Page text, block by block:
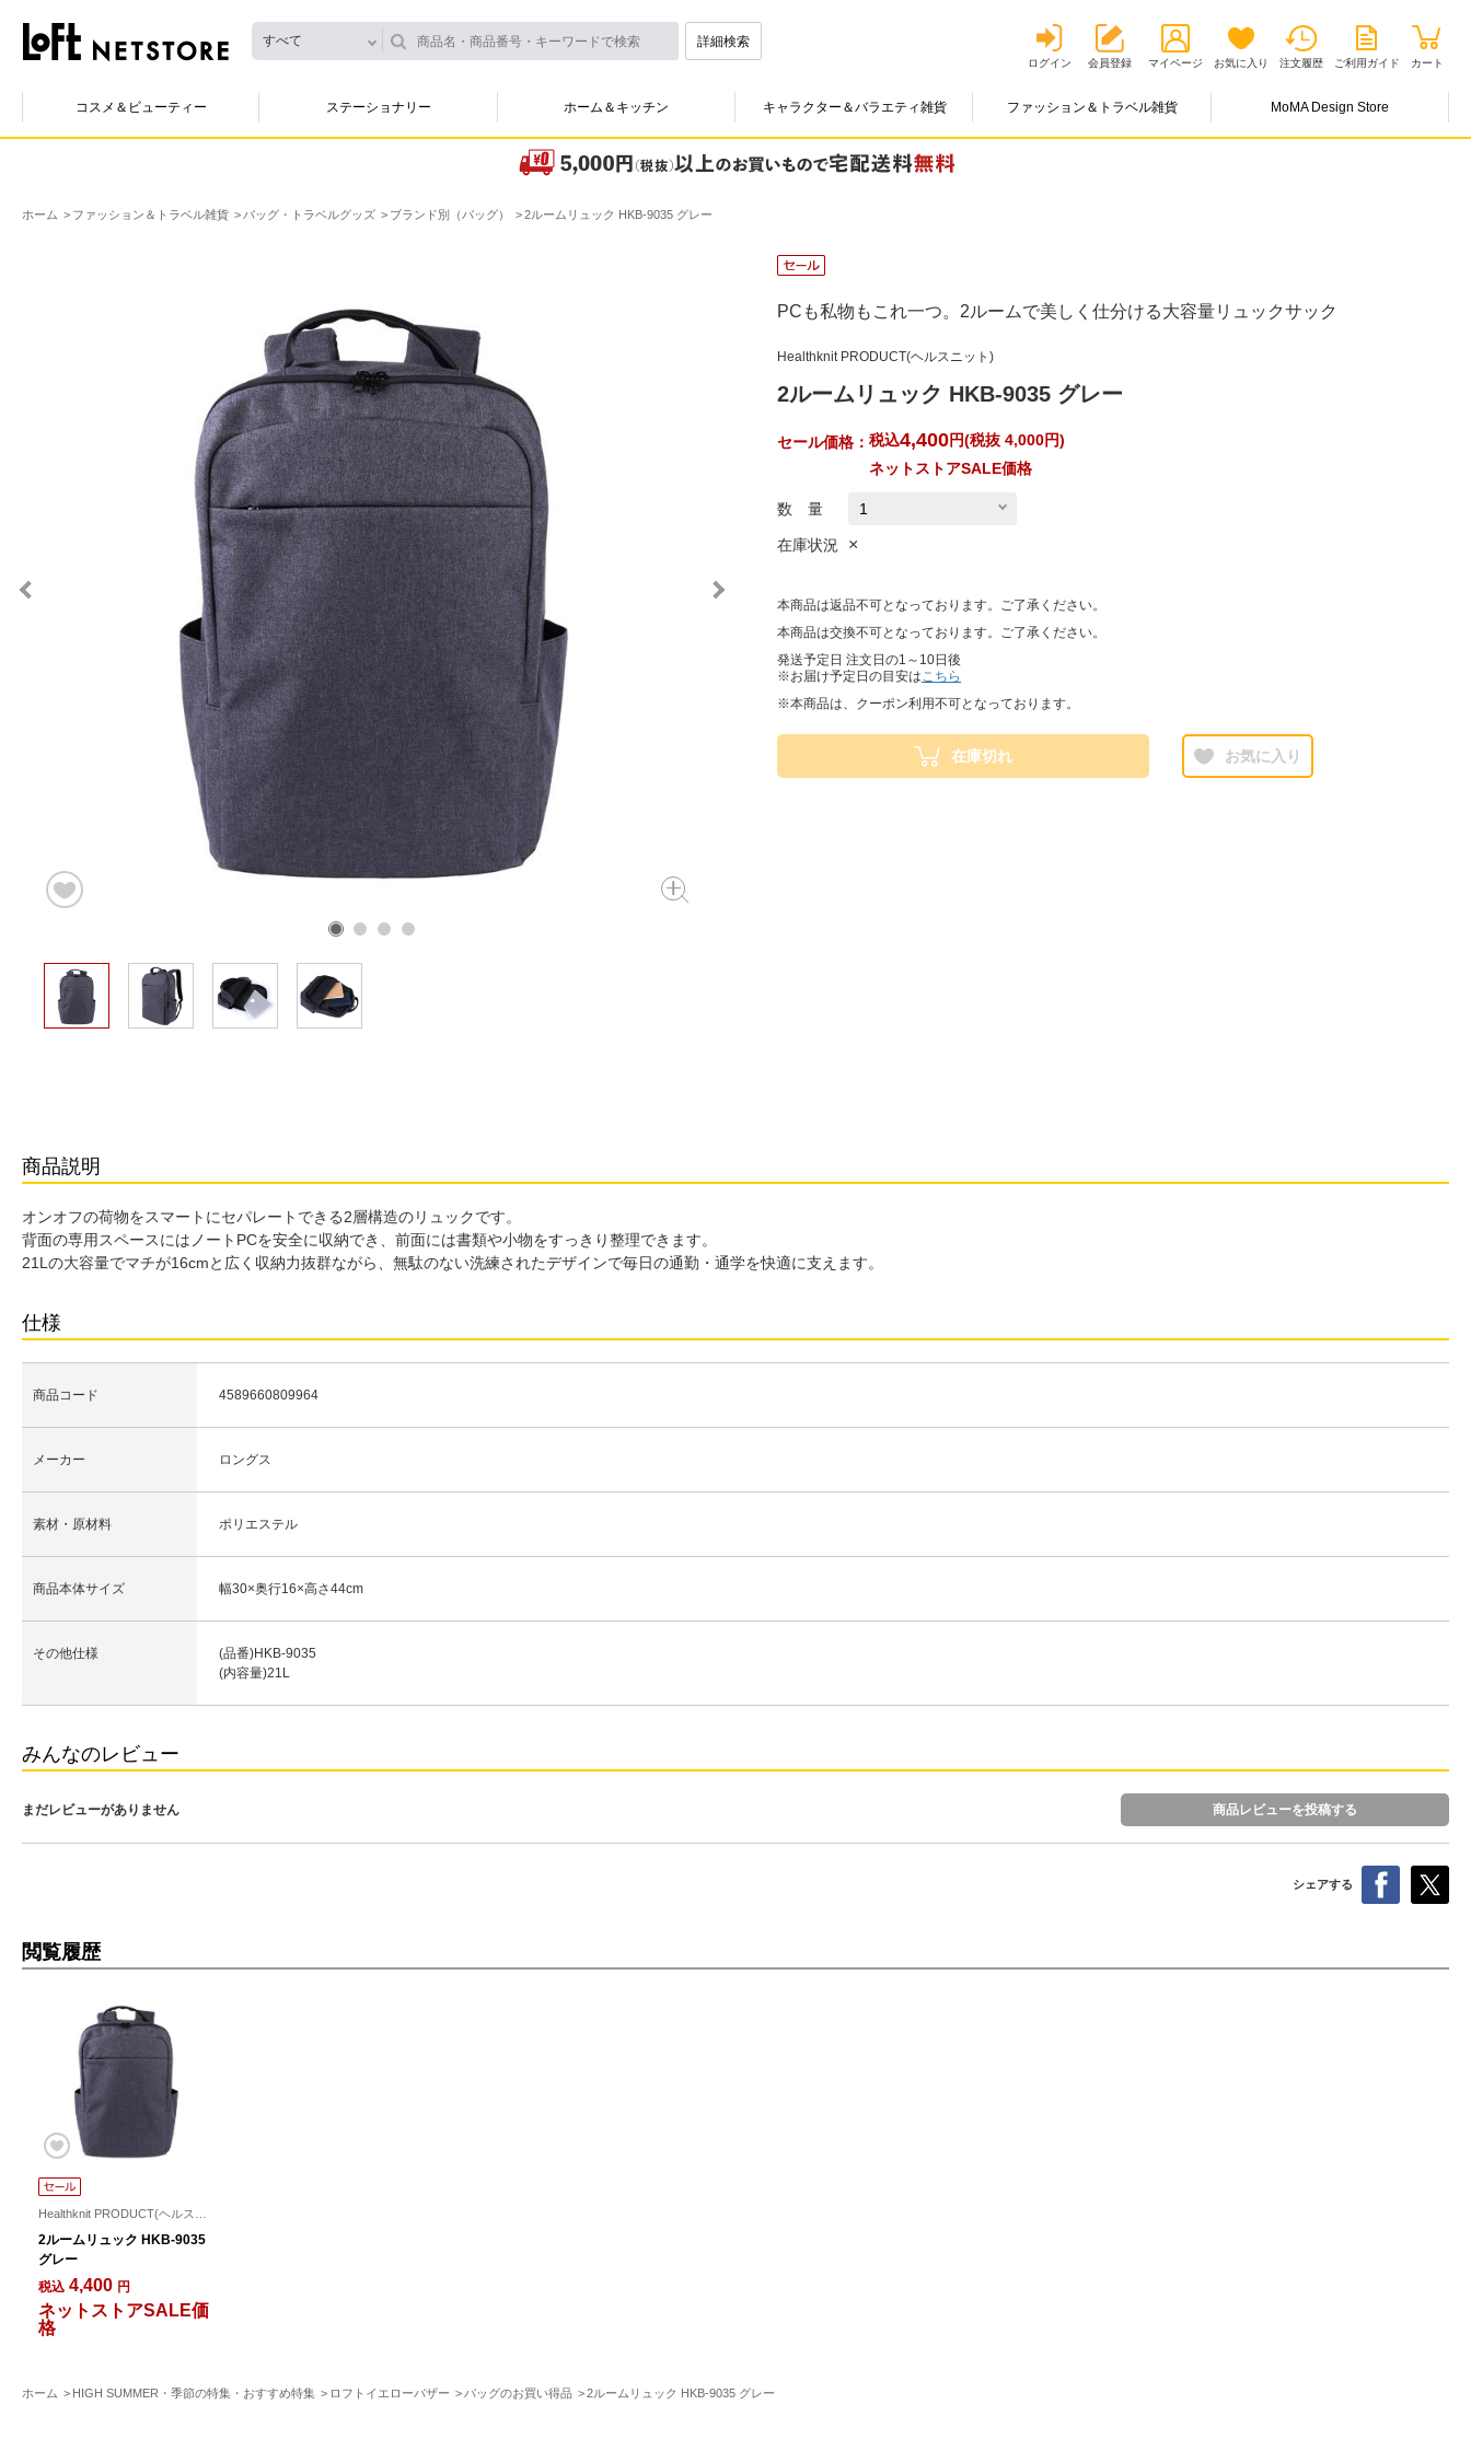
すべて 詳細検索
ログイン 会員登録 マイページ お気に入り 注文履歴 ご利用ガイド カート
コスメ＆ビューティー ステーショナリー ホーム＆キッチン キャラクター＆バラエティ雑貨 ファッション＆トラベル雑貨 MoMA Design Store
ホーム ファッション＆トラベル雑貨 バッグ・トラベルグッズ ブランド別（バッグ） 2ルームリュック HKB-9035 グレー
PCも私物もこれ一つ。2ルームで美しく仕分ける大容量リュックサック
Healthknit PRODUCT(ヘルスニット)
2ルームリュック HKB-9035 グレー
セール価格： 税込4,400円(税抜 4,000円)
ネットストアSALE価格
数 量
在庫状況 ×
本商品は返品不可となっております。ご了承ください。
本商品は交換不可となっております。ご了承ください。
発送予定日 注文日の1～10日後
※お届け予定日の目安はこちら
※本商品は、クーポン利用不可となっております。
在庫切れ お気に入り
商品説明
オンオフの荷物をスマートにセパレートできる2層構造のリュックです。
背面の専用スペースにはノートPCを安全に収納でき、前面には書類や小物をすっきり整理できます。
21Lの大容量でマチが16cmと広く収納力抜群ながら、無駄のない洗練されたデザインで毎日の通勤・通学を快適に支えます。
仕様
商品コード 4589660809964
メーカー ロングス
素材・原材料 ポリエステル
商品本体サイズ 幅30×奥行16×高さ44cm
その他仕様
(品番)HKB-9035
(内容量)21L
みんなのレビュー
まだレビューがありません 商品レビューを投稿する
シェアする
閲覧履歴
2ルームリュック HKB-9035
グレー
税込 4,400 円
ネットストアSALE価
格
ホーム HIGH SUMMER・季節の特集・おすすめ特集 ロフトイエローバザー バッグのお買い得品 2ルームリュック HKB-9035 グレー